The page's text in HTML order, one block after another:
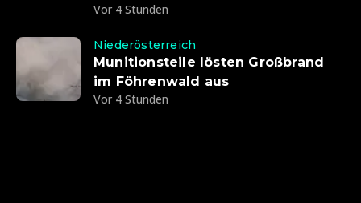
Vor 4 Stunden
Niederösterreich
Munitionsteile lösten Großbrand
im Föhrenwald aus
Vor 4 Stunden